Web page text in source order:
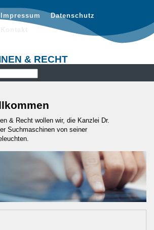
Impressum
Datenschutz
& RECHT
& Recht wollen wir, die Kanzlei Dr.
Suchmaschinen von seiner